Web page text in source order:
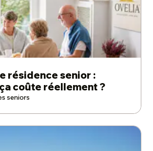
résidence senior :
coûte réellement ?
seniors